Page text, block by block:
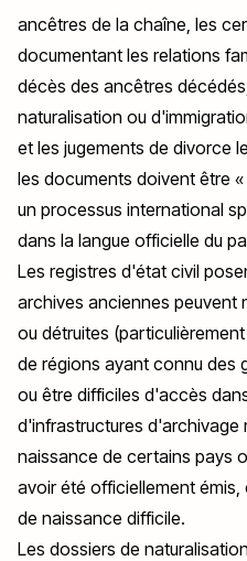
ancêtres de la chaîne, les
documentant les relations
décès des ancêtres
naturalisation ou
et les jugements de divorce
les documents doivent être
un processus international
dans la langue officielle du
Les registres d'état civil
archives anciennes peuvent
ou détruites
de régions ayant connu des
ou être difficiles d'accès
d'infrastructures
naissance de certains pays
avoir été officiellement émis,
de naissance difficile.
Les dossiers de